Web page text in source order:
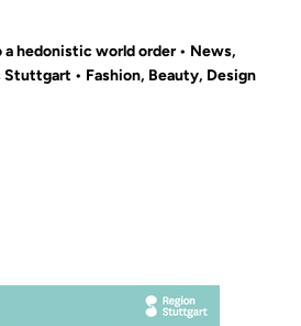
a hedonistic world order • News,
Stuttgart • Fashion, Beauty, Design